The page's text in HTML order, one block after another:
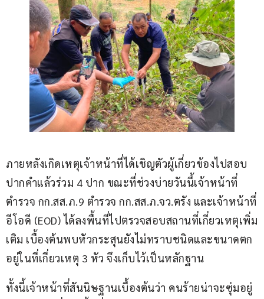
ภายหลังเกิดเหตุเจ้าหน้าที่ได้เชิญตัวผู้เกี่ยวข้องไปสอบ
ปากคำแล้วร่วม 4 ปาก ขณะที่ช่วงบ่ายวันนี้เจ้าหน้าที่
ตำรวจ กก.สส.ภ.9 ตำรวจ กก.สส.ภ.จว.ตรัง และเจ้าหน้าที่
อีโอดี (EOD) ได้ลงพื้นที่ไปตรวจสอบสถานที่เกี่ยวเหตุเพิ่ม
เติม เบื้องต้นพบหัวกระสุนยังไม่ทราบชนิดและขนาดตก
อยู่ในที่เกี่ยวเหตุ 3 หัว จึงเก็บไว้เป็นหลักฐาน
ทั้งนี้เจ้าหน้าที่สันนิษฐานเบื้องต้นว่า คนร้ายน่าจะซุ่มอยู่